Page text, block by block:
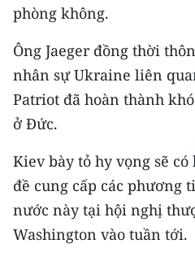
E-Magazine
Video
Media Kinh tế
Media Văn hóa
Media Xã hội
phòng không.
Ông Jaeger đồng thời
nhân sự Ukraine liên
Patriot đã hoàn thành
ở Đức.
Kiev bày tỏ hy vọng sẽ
đề cung cấp các phương
nước này tại hội nghị
Washington vào tuần tới.